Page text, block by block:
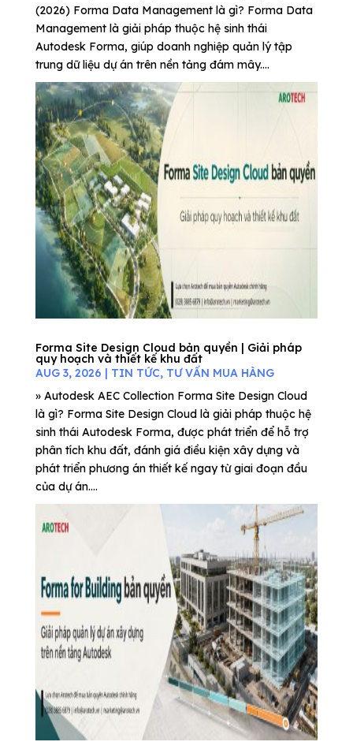
(2026) Forma Data Management là gì? Forma Data
Management là giải pháp thuộc hệ sinh thái
Autodesk Forma, giúp doanh nghiệp quản lý tập
trung dữ liệu dự án trên nền tảng đám mây....
Forma Site Design Cloud bản quyền | Giải pháp
quy hoạch và thiết kế khu đất
AUG 3, 2026 | TIN TỨC, TƯ VẤN MUA HÀNG
» Autodesk AEC Collection Forma Site Design Cloud
là gì? Forma Site Design Cloud là giải pháp thuộc hệ
sinh thái Autodesk Forma, được phát triển để hỗ trợ
phân tích khu đất, đánh giá điều kiện xây dựng và
phát triển phương án thiết kế ngay từ giai đoạn đầu
của dự án....